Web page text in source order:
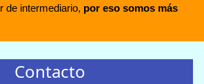
de intermediario, por eso somos más
Contacto